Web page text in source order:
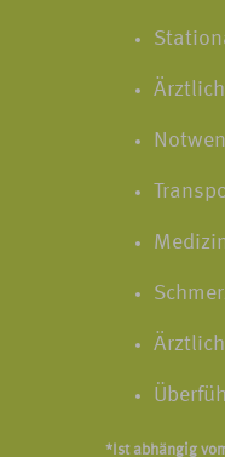
*Ist abhängig